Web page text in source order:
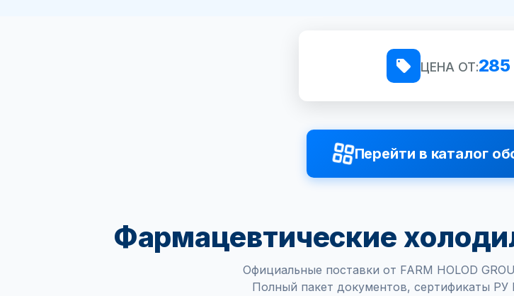
ЦЕНА ОТ:
Перейти в каталог
Фармацевтические
Официальные поставки от FARM HOLOD
Полный пакет документов, сертификаты